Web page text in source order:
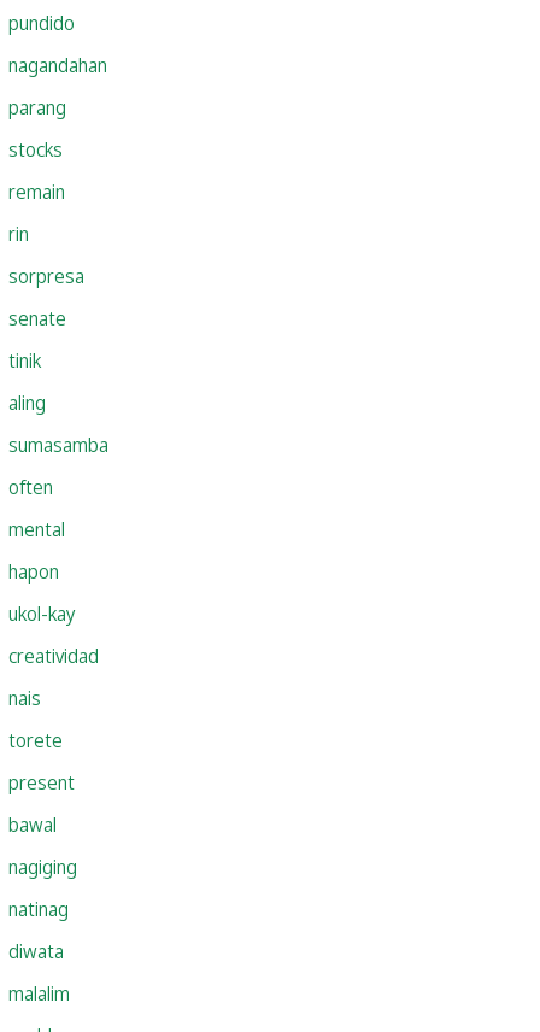
pundido
nagandahan
parang
stocks
remain
rin
sorpresa
senate
tinik
aling
sumasamba
often
mental
hapon
ukol-kay
creatividad
nais
torete
present
bawal
nagiging
natinag
diwata
malalim